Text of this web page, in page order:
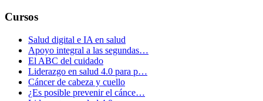
Cursos
Salud digital e IA en salud
Apoyo integral a las segundas…
El ABC del cuidado
Liderazgo en salud 4.0 para p…
Cáncer de cabeza y cuello
¿Es posible prevenir el cánce…